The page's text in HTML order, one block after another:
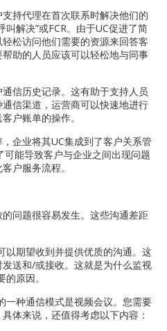
持代理在首次联系时解决他们的
解决”或FCR。由于UC促进了简
松访问他们需要的资源来回答客
助的人员应该可以轻松地与同事
信历史记录。这有助于支持人员
信渠道，运营商可以快速地进行
户账单的操作。
企业将其UC集成到了客户关系管
能导致客户与企业之间出现问题
户服务流程。
问题很容易发生。这些沟通差距
以期望收到并提供优质的沟通。这
送和/或接收。这就是为什么监视
原因。
一种通信模式是视频会议。您需要
体来说，还值得考虑以下内容：